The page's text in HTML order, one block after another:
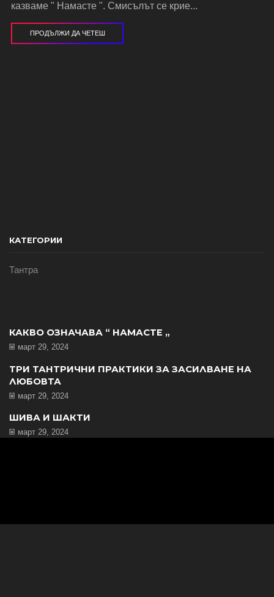
казваме " Намасте ". Смисълът се крие...
ПРОДЪЛЖИ ДА ЧЕТЕШ
КАТЕГОРИИ
Тантра
КАКВО ОЗНАЧАВА “ НАМАСТЕ „
март 29, 2024
ТРИ ТАНТРИЧНИ ПРАКТИКИ ЗА ЗАСИЛВАНЕ НА
ЛЮБОВТА
март 29, 2024
ШИВА И ШАКТИ
март 29, 2024